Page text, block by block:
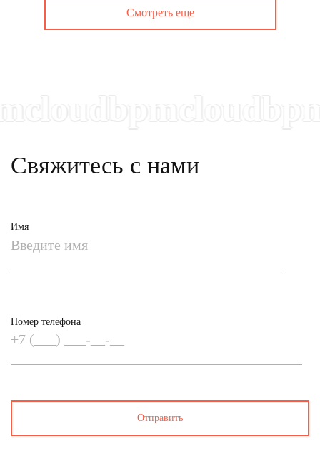
Смотреть еще
Свяжитесь с нами
Имя
Номер телефона